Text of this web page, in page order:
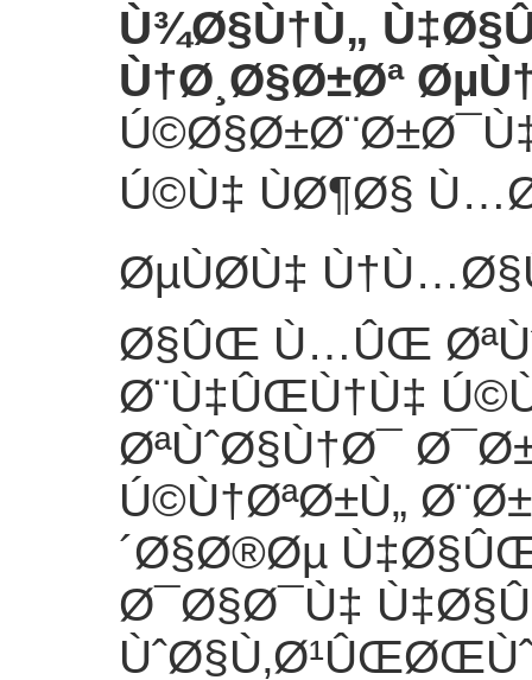
Ù¾Ø§Ù†Ù„
Ù†Ø¸Ø§Ø±Øª
Ú©Ù‡ ÙØ¶Ø§
ØµÙØ­Ù‡
Ø§ÛŒ Ù…ÛŒ
Ø¨Ù‡ÛŒÙ†Ù‡
ØªÙˆØ§Ù†Ø¯
Ú©Ù†ØªØ±Ù„
´Ø§Ø®Øµ
Ø¯Ø§Ø¯Ù‡